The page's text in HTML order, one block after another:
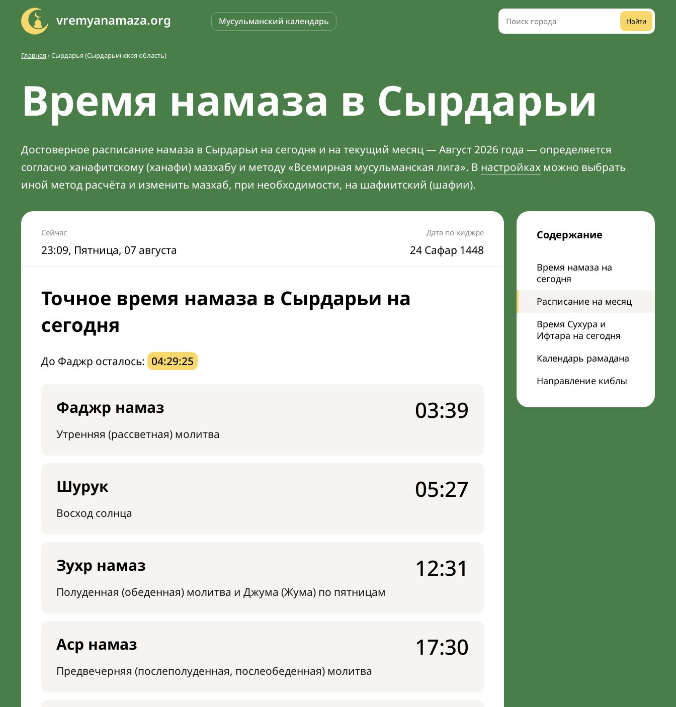
vremyanamaza.org Мусульманский календарь Найти
Главная›Сырдарья (Сырдарьинская область)
Время намаза в Сырдарьи
Достоверное расписание намаза в Сырдарьи на сегодня и на текущий месяц — Август 2026 года — определяется
согласно ханафитскому (ханафи) мазхабу и методу «Всемирная мусульманская лига». В настройках можно выбрать
иной метод расчёта и изменить мазхаб, при необходимости, на шафиитский (шафии).
Содержание
Время намаза на
сегодня
Расписание на месяц
Время Сухура и
Ифтара на сегодня
Календарь рамадана
Направление киблы
Сейчас
23:09, Пятница, 07 августа
Дата по хиджре
24 Сафар 1448
Точное время намаза в Сырдарьи на
сегодня
До Фаджр осталось: 04:29:24
Фаджр намаз
Утренняя (рассветная) молитва
03:39
Шурук
Восход солнца
05:27
Зухр намаз
Полуденная (обеденная) молитва и Джума (Жума) по пятницам
12:31
Аср намаз
Предвечерняя (послеполуденная, послеобеденная) молитва
17:30